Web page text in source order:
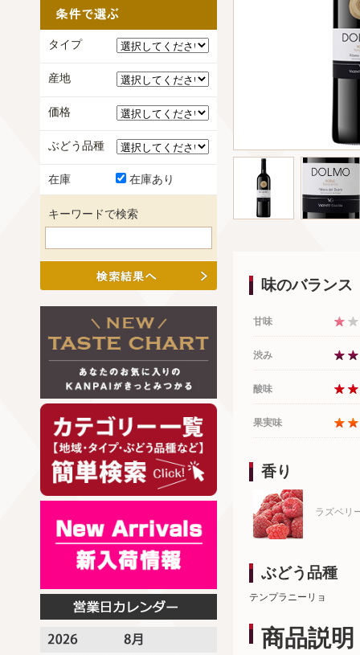
味のバランス
甘味
渋み
酸味
果実味
香り
ラズベリ
ぶどう品種
テンプラニーリョ
商品説明
タイプ
産地
価格
ぶどう品種
在庫 在庫あり
キーワードで検索